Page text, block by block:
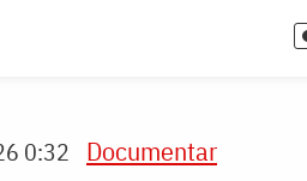
0:32 Documentar